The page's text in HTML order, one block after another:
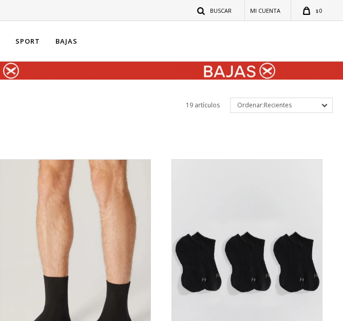
SPORT BAJAS
$0
19 artículos Recientes